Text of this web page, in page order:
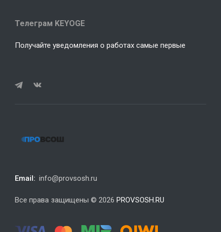
Телеграм KEYOGE
Получайте уведомления о работах самые первые
Email: info@provsosh.ru
Все права защищены © 2026 PROVSOSH.RU